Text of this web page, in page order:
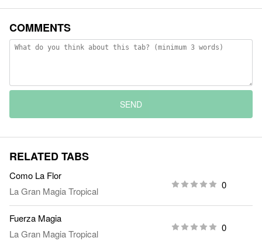
COMMENTS
SEND
RELATED TABS
Como La Flor
La Gran Magia Tropical
0
Fuerza Magia
La Gran Magia Tropical
0